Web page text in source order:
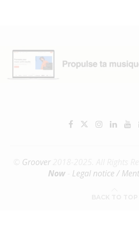
Groover2018-2025. All Rights
Now
Legal notice /